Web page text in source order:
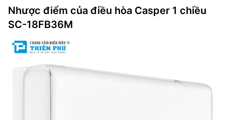
Nhược điểm của điều hòa Casper 1 chiều
SC-18FB36M